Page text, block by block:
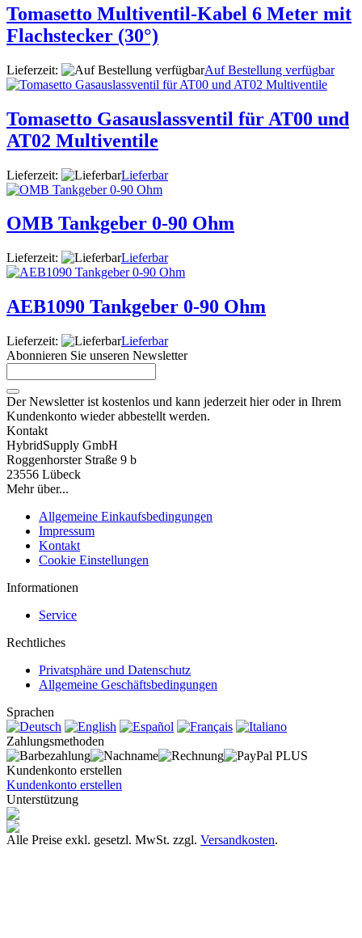
Tomasetto Multiventil-Kabel 6 Meter mit
Flachstecker (30°)
Lieferzeit: Auf Bestellung verfügbar
Tomasetto Gasauslassventil für AT00 und
AT02 Multiventile
Lieferzeit: Lieferbar
OMB Tankgeber 0-90 Ohm
Lieferzeit: Lieferbar
AEB1090 Tankgeber 0-90 Ohm
Lieferzeit:
Lieferbar
Abonnieren Sie unseren Newsletter
Der Newsletter ist kostenlos und kann jederzeit hier oder in Ihrem
Kundenkonto wieder abbestellt werden.
Kontakt
HybridSupply GmbH
Roggenhorster Straße 9 b
23556 Lübeck
Mehr über...
Allgemeine Einkaufsbedingungen
Impressum
Kontakt
Cookie Einstellungen
Informationen
Service
Rechtliches
Privatsphäre und Datenschutz
Allgemeine Geschäftsbedingungen
Sprachen
Zahlungsmethoden
Kundenkonto erstellen
Kundenkonto erstellen
Unterstützung
Alle Preise exkl. gesetzl. MwSt. zzgl. Versandkosten.